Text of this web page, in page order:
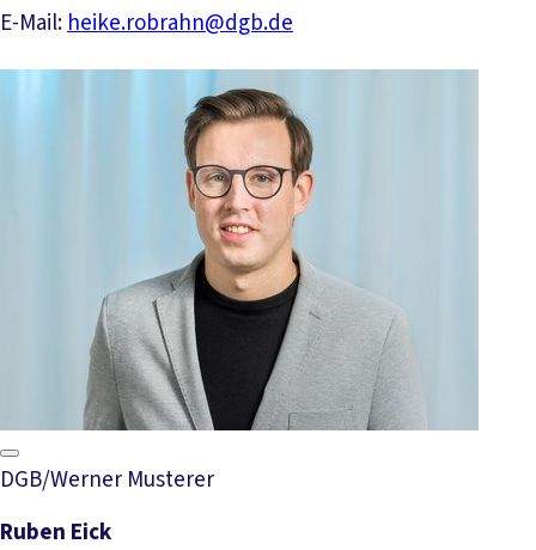
E-Mail:heike.robrahn@dgb.de
DGB/Werner Musterer
Ruben Eick